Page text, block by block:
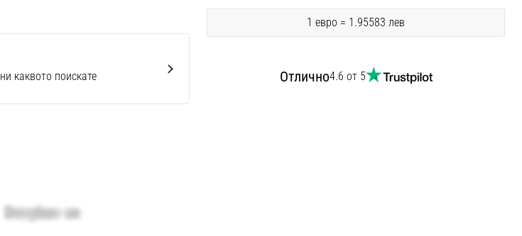
1 евро = 1.95583 лев
Отлично4.6 от 5
каквото поискате